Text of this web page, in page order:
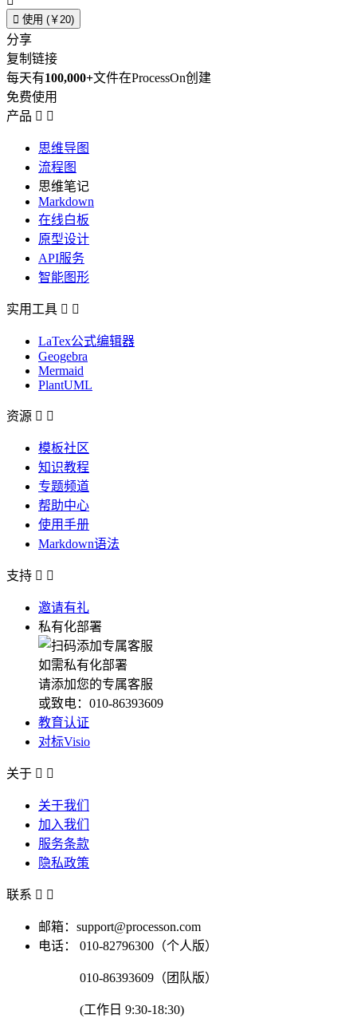
 使用 (￥20)
分享
复制链接
每天有100,000+文件在ProcessOn创建
免费使用
产品  
思维导图
流程图
思维笔记
Markdown
在线白板
原型设计
API服务
智能图形
实用工具  
LaTex公式编辑器
Geogebra
Mermaid
PlantUML
资源  
模板社区
知识教程
专题频道
帮助中心
使用手册
Markdown语法
支持  
邀请有礼
私有化部署
如需私有化部署
请添加您的专属客服
或致电：010-86393609
教育认证
对标Visio
关于  
关于我们
加入我们
服务条款
隐私政策
联系  
邮箱：support@processon.com
电话：
010-82796300（个人版）
010-86393609（团队版）
(工作日 9:30-18:30)